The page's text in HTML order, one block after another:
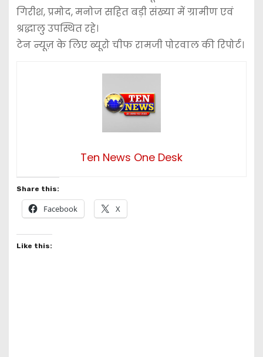
गिरीश, प्रमोद, मनोज सहित बड़ी संख्या में ग्रामीण एवं
श्रद्धालु उपस्थित रहे।
टेन न्यूज़ के लिए ब्यूरो चीफ रामजी पोरवाल की रिपोर्ट।
Ten News One Desk
Share this:
Facebook X
Like this: